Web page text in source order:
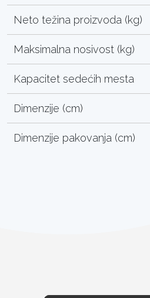
Neto težina proizvoda (kg)
Maksimalna nosivost (kg)
Kapacitet sedećih mesta
Dimenzije (cm)
Dimenzije pakovanja (cm)